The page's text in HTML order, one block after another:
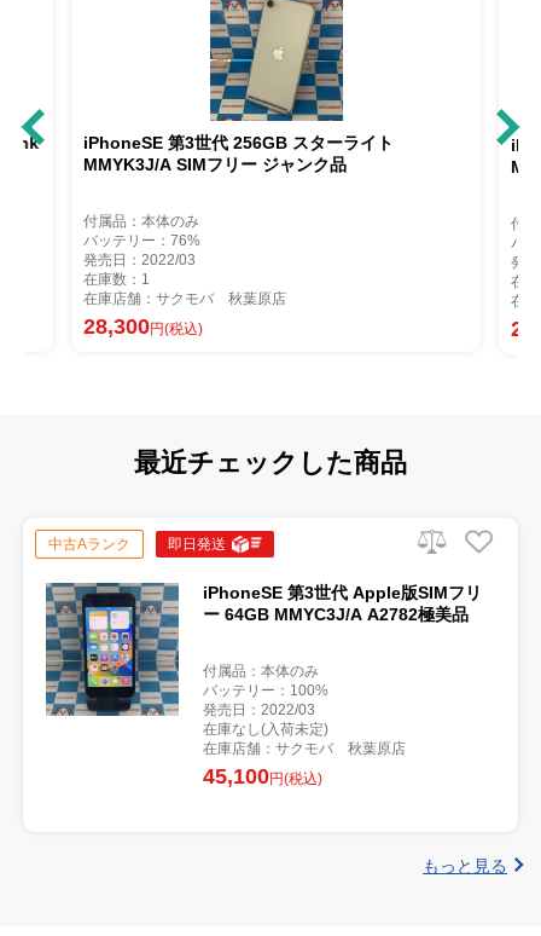
iPhoneSE 第3世代 256GB スターライト
MMYK3J/A SIMフリー ジャンク品
付属品：本体のみ
バッテリー：76%
発売日：2022/03
在庫数：1
在庫店舗：サクモバ 秋葉原店
28,300円(税込)
付
バ
発
在
在
最近チェックした商品
中古Aランク 即日発送
iPhoneSE 第3世代 Apple版SIMフリ
ー 64GB MMYC3J/A A2782極美品
付属品：本体のみ
バッテリー：100%
発売日：2022/03
在庫なし(入荷未定)
在庫店舗：サクモバ 秋葉原店
45,100円(税込)
もっと見る